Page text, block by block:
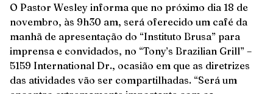
O Pastor Wesley informa que no próximo dia 18 de
novembro, às 9h30 am, será oferecido um café da
manhã de apresentação do “Instituto Brusa” para
imprensa e convidados, no “Tony’s Brazilian Grill” –
5159 International Dr., ocasião em que as diretrizes
das atividades vão ser compartilhadas. “Será um